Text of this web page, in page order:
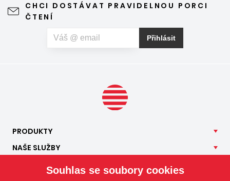
CHCI DOSTÁVAT PRAVIDELNOU PORCI
ČTENÍ
Přihlásit
PRODUKTY
NAŠE SLUŽBY
Souhlas se soubory cookies